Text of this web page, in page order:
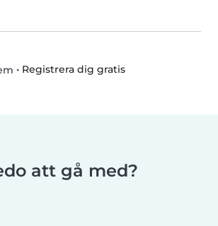
• Registrera dig gratis
att gå med?